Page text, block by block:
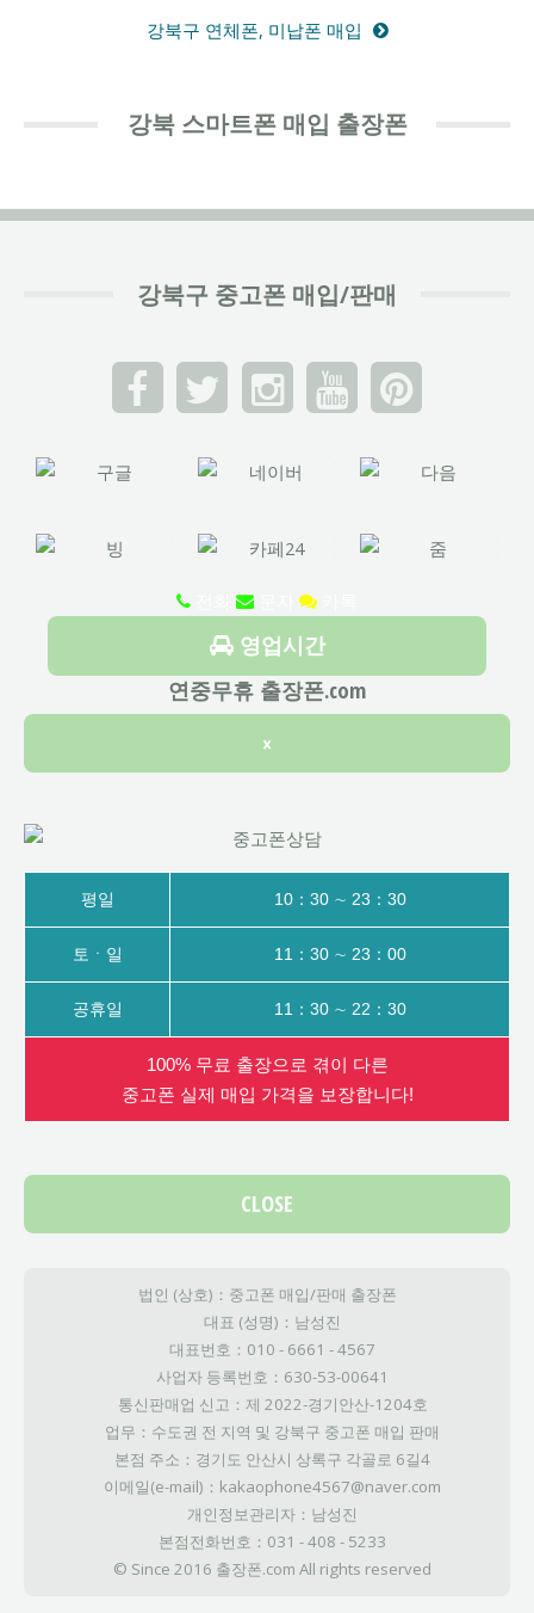
강북구 연체폰, 미납폰 매입
강북 스마트폰 매입 출장폰
강북구 중고폰 매입/판매
영업시간
연중무휴 출장폰.com
×
평일 10：30 ∼ 23：30
토ㆍ일 11：30 ∼ 23：00
공휴일 11：30 ∼ 22：30
100% 무료 출장으로 겪이 다른
중고폰 실제 매입 가격을 보장합니다!
CLOSE
법인 (상호)：중고폰 매입/판매 출장폰
대표 (성명)：남성진
대표번호：010 - 6661 - 4567
사업자 등록번호：630-53-00641
통신판매업 신고：제 2022-경기안산-1204호
업무：수도권 전 지역 및 강북구 중고폰 매입 판매
본점 주소：경기도 안산시 상록구 각골로 6길4
이메일(e-mail)：kakaophone4567@naver.com
개인정보관리자：남성진
본점전화번호：031 - 408 - 5233
© Since 2016 출장폰.com All rights reserved